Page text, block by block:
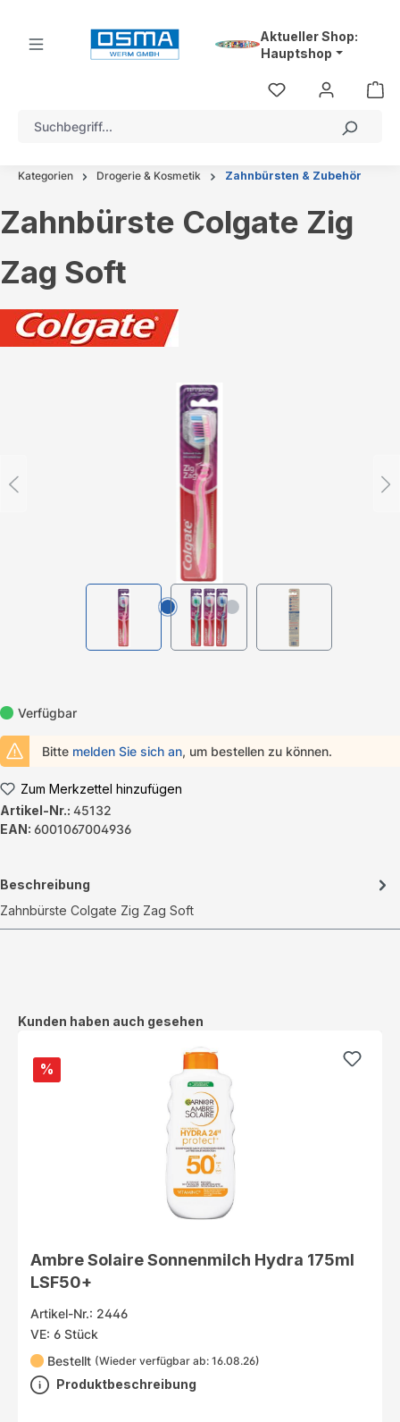
Aktueller Shop:
Hauptshop
Kategorien Drogerie & Kosmetik Zahnbürsten & Zubehör
Zahnbürste Colgate Zig
Zag Soft
Verfügbar
Bitte melden Sie sich an, um bestellen zu können.
Zum Merkzettel hinzufügen
Artikel-Nr.: 45132
EAN: 6001067004936
Beschreibung
Zahnbürste Colgate Zig Zag Soft
Produktgalerie überspringen
Kunden haben auch gesehen
%
Ambre Solaire Sonnenmilch Hydra 175ml
LSF50+
Artikel-Nr.: 2446
VE: 6 Stück
Bestellt (Wieder verfügbar ab: 16.08.26)
Produktbeschreibung